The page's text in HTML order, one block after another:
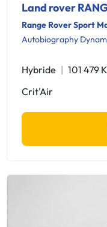
Land rover
Range Rover Sport
Autobiography
Hybride 101 479
Crit'Air